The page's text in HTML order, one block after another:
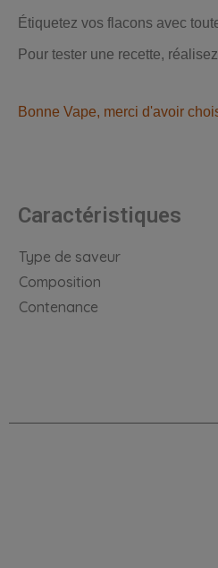
Étiquetez vos flacons avec
Pour tester une recette,
Bonne Vape, merci d'avoir
Caractéristiques
Type de saveur
Composition
Contenance